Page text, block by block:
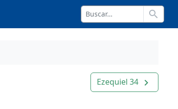
search
Ezequiel 34 navigate_next